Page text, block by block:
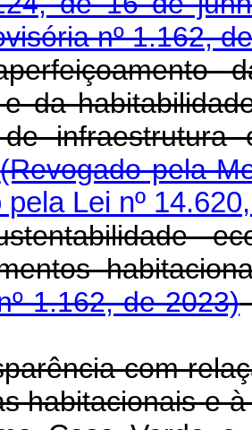
nº 1.162,
da
infraestrutura
(Revogado pela
Lei nº
1.162, de 2023)
com
habitacionais e